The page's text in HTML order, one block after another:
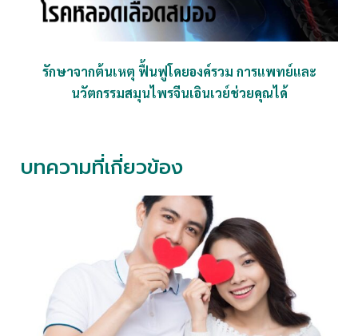
รักษาจากต้นเหตุ ฟื้นฟูโดยองค์รวม การแพทย์และ
นวัตกรรมสมุนไพรจีนเอินเวย์ช่วยคุณได้
บทความที่เกี่ยวข้อง